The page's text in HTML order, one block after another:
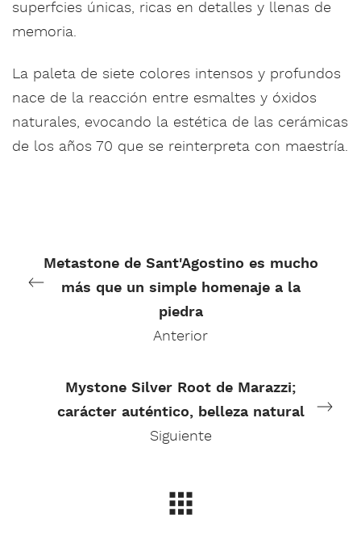
superfcies únicas, ricas en detalles y llenas de
memoria.
La paleta de siete colores intensos y profundos
nace de la reacción entre esmaltes y óxidos
naturales, evocando la estética de las cerámicas
de los años 70 que se reinterpreta con maestría.
Metastone de Sant'Agostino es mucho
más que un simple homenaje a la
piedra
Anterior
Mystone Silver Root de Marazzi;
carácter auténtico, belleza natural
Siguiente